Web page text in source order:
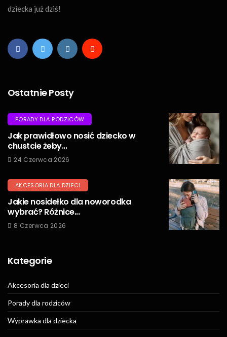
dziecka już dziś!
Ostatnie Posty
PORADY DLA RODZICÓW
Jak prawidłowo nosić dziecko w
chustcie żeby...
24 Czerwca 2026
AKCESORIA DLA DZIECI
Jakie nosidełko dla noworodka
wybrać? Różnice...
8 Czerwca 2026
Kategorie
Akcesoria dla dzieci
Porady dla rodziców
Wyprawka dla dziecka